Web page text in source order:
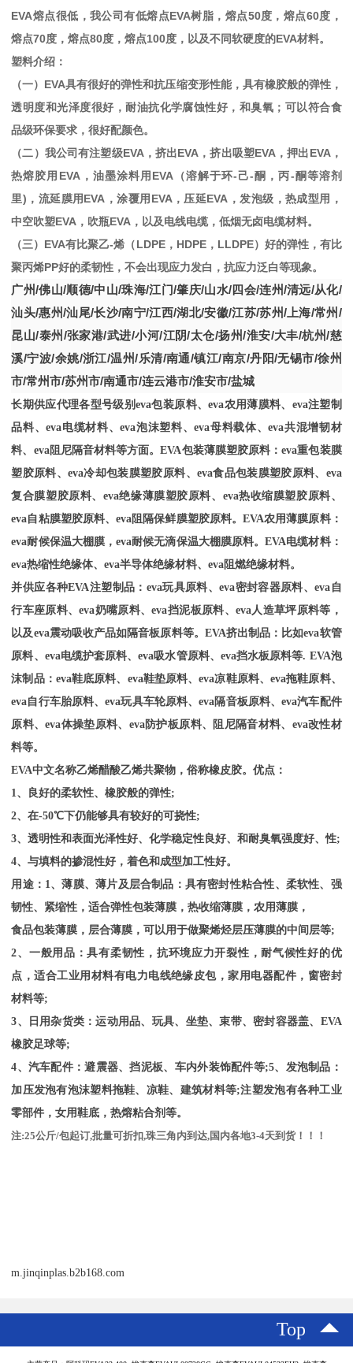
EVA熔点很低，我公司有低熔点EVA树脂，熔点50度，熔点60度，
熔点70度，熔点80度，熔点100度，以及不同软硬度的EVA材料。
塑料介绍：
（一） EVA具有很好的弹性和抗压缩变形性能，具有橡胶般的弹性，
透明度和光泽度很好，耐油抗化学腐蚀性好，和臭氧；可以符合食
品级环保要求，很好配颜色。
（二）我公司有注塑级EVA，挤出EVA ，挤出吸塑EVA ，押出EVA，
热熔胶用 EVA，油墨涂料用 EVA（溶解于环-己-酮，丙-酮等溶剂
里) ，流延膜用EVA ，涂覆用 EVA，压延EVA ，发泡级，热成型用，
中空吹塑EVA ，吹瓶EVA ，以及电线电缆，低烟无卤电缆材料。
（三） EVA有比聚乙-烯（LDPE， HDPE， LLDPE）好的弹性，有比
聚丙烯PP好的柔韧性，不会出现应力发白，抗应力泛白等现象。
广州/佛山/顺德/中山/珠海/江门/肇庆/山水/四会/连州/清远/从化/
汕头/惠州/汕尾/长沙/南宁/江西/湖北/安徽/江苏/苏州/上海/常州 /
昆山/泰州 /张家港/武进/小河/江阴/太仓/扬州/淮安/大丰/杭州/慈
溪/宁波/余姚/浙江/温州/乐清/南通/镇江/南京/丹阳/无锡市/徐州
市/常州市/苏州市/南通市/连云港市/淮安市/盐城
长期供应代理各型号级别eva包装原料、eva农用薄膜料、eva注塑制
品料、eva电缆材料、eva泡沫塑料、eva母料载体、eva共混增韧材
料、eva阻尼隔音材料等方面。EVA包装薄膜塑胶原料：eva重包装膜
塑胶原料、eva冷却包装膜塑胶原料、eva食品包装膜塑胶原料、eva
复合膜塑胶原料、eva绝缘薄膜塑胶原料、eva热收缩膜塑胶原料、
eva自粘膜塑胶原料、eva阻隔保鲜膜塑胶原料。EVA农用薄膜原料：
eva耐候保温大棚膜，eva耐候无滴保温大棚膜原料。EVA电缆材料：
eva热缩性绝缘体、eva半导体绝缘材料、eva阻燃绝缘材料。
并供应各种EVA注塑制品：eva玩具原料、eva密封容器原料、eva自
行车座原料、eva奶嘴原料、eva挡泥板原料、eva人造草坪原料等，
以及eva震动吸收产品如隔音板原料等。EVA挤出制品：比如eva软管
原料、eva电缆护套原料、eva吸水管原料、eva挡水板原料等. EVA泡
沫制品：eva鞋底原料、eva鞋垫原料、eva凉鞋原料、eva拖鞋原料、
eva自行车胎原料、eva玩具车轮原料、eva隔音板原料、eva汽车配件
原料、eva体操垫原料、eva防护板原料、阻尼隔音材料、eva改性材
料等。
EVA中文名称乙烯醋酸乙烯共聚物，俗称橡皮胶。优点：
1、良好的柔软性、橡胶般的弹性;
2、在-50℃下仍能够具有较好的可挠性;
3、透明性和表面光泽性好、化学稳定性良好、和耐臭氧强度好、性;
4、与填料的掺混性好，着色和成型加工性好。
用途： 1、薄膜、薄片及层合制品：具有密封性粘合性、柔软性、强
韧性、紧缩性，适合弹性包装薄膜，热收缩薄膜，农用薄膜，
食品包装薄膜，层合薄膜，可以用于做聚烯烃层压薄膜的中间层等;
2、一般用品：具有柔韧性，抗环境应力开裂性，耐气候性好的优
点，适合工业用材料有电力电线绝缘皮包，家用电器配件，窗密封
材料等;
3、日用杂货类：运动用品、玩具、坐垫、束带、密封容器盖、 EVA
橡胶足球等;
4、汽车配件：避震器、挡泥板、车内外装饰配件等;5、发泡制品：
加压发泡有泡沫塑料拖鞋、凉鞋、建筑材料等;注塑发泡有各种工业
零部件，女用鞋底，热熔粘合剂等。
注:25公斤/包起订,批量可折扣,珠三角内到达,国内各地3-4天到货！！！
m.jinqinplas.b2b168.com
Top